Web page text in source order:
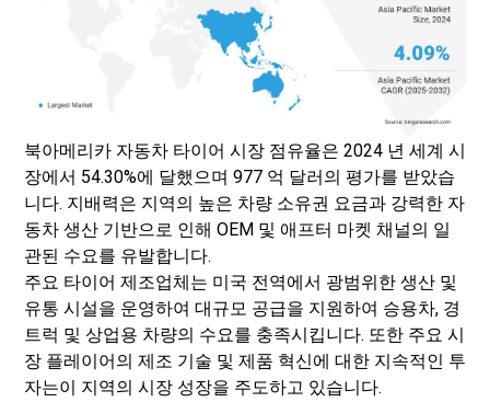
북아메리카 자동차 타이어 시장 점유율은 2024 년 세계 시
장에서 54.30%에 달했으며 977 억 달러의 평가를 받았습
니다. 지배력은 지역의 높은 차량 소유권 요금과 강력한 자
동차 생산 기반으로 인해 OEM 및 애프터 마켓 채널의 일
관된 수요를 유발합니다.
주요 타이어 제조업체는 미국 전역에서 광범위한 생산 및
유통 시설을 운영하여 대규모 공급을 지원하여 승용차, 경
트럭 및 상업용 차량의 수요를 충족시킵니다. 또한 주요 시
장 플레이어의 제조 기술 및 제품 혁신에 대한 지속적인 투
자는이 지역의 시장 성장을 주도하고 있습니다.